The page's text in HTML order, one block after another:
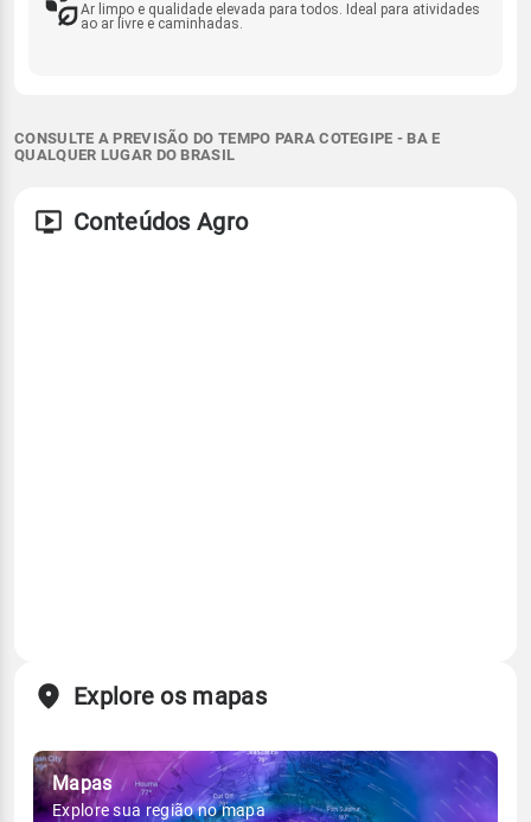
Ar limpo e qualidade elevada para todos. Ideal para atividades
ao ar livre e caminhadas.
CONSULTE A PREVISÃO DO TEMPO PARA COTEGIPE - BA E
QUALQUER LUGAR DO BRASIL
Conteúdos Agro
Explore os mapas
Mapas
Explore sua região no mapa